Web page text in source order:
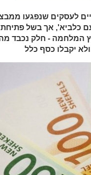
לעסקים שנפגעו
כלביא', אך בשל
המלחמה - חלק נכבד
יקבלו כסף כלל